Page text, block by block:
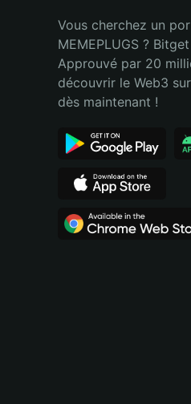
Português (Brasil)
Español (Argentina)
Vous cherchez un
MEMEPLUGS ?
Approuvé par 20
découvrir le Web3
dès maintenant !